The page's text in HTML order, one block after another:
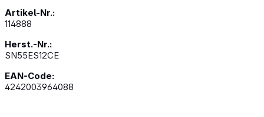
Artikel-Nr.:
114888
Herst.-Nr.:
SN55ES12CE
EAN-Code:
4242003964088